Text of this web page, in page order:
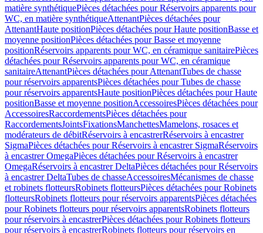
matière synthétiquePièces détachées pour Réservoirs apparents pour
WC, en matière synthétiqueAttenantPièces détachées pour
AttenantHaute positionPièces détachées pour Haute positionBasse et
moyenne positionPièces détachées pour Basse et moyenne
positionRéservoirs apparents pour WC, en céramique sanitairePièces
détachées pour Réservoirs apparents pour WC, en céramique
sanitaireAttenantPièces détachées pour AttenantTubes de chasse
pour réservoirs apparentsPièces détachées pour Tubes de chasse
pour réservoirs apparentsHaute positionPièces détachées pour Haute
positionBasse et moyenne positionAccessoiresPièces détachées pour
AccessoiresRaccordementsPièces détachées pour
RaccordementsJointsFixationsManchettesMamelons, rosaces et
modérateurs de débitRéservoirs à encastrerRéservoirs à encastrer
SigmaPièces détachées pour Réservoirs à encastrer SigmaRéservoirs
à encastrer OmegaPièces détachées pour Réservoirs à encastrer
OmegaRéservoirs à encastrer DeltaPièces détachées pour Réservoirs
à encastrer DeltaTubes de chasseAccessoiresMécanismes de chasse
et robinets flotteursRobinets flotteursPièces détachées pour Robinets
flotteursRobinets flotteurs pour réservoirs apparentsPièces détachées
pour Robinets flotteurs pour réservoirs apparentsRobinets flotteurs
pour réservoirs à encastrerPièces détachées pour Robinets flotteurs
pour réservoirs à encastrerRobinets flotteurs pour réservoirs en